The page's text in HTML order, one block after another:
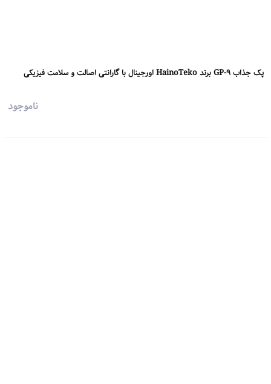
پک جذاب GP-9 برند HainoTeko اورجینال با گارانتی اصالت و سلامت فیزیکی
ناموجود